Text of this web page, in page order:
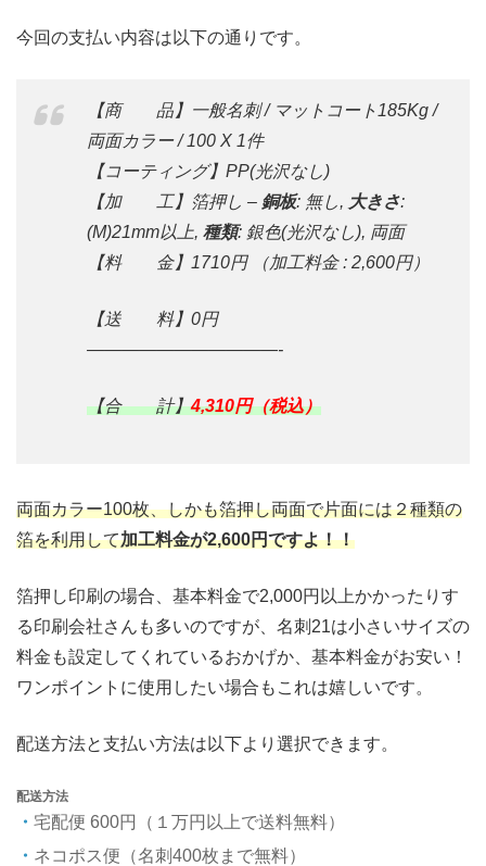
今回の支払い内容は以下の通りです。
【商 品】一般名刺/ マットコート185Kg /
両面カラー / 100 X 1件
【コーティング】PP(光沢なし)
【加 工】箔押し – 銅板: 無し, 大きさ:
(M)21mm以上, 種類: 銀色(光沢なし), 両面
【料 金】1710円 （加工料金 : 2,600円）
【送 料】0円
———————————-
【合 計】4,310円（税込）
両面カラー100枚、しかも箔押し両面で片面には２種類の
箔を利用して加工料金が2,600円ですよ！！
箔押し印刷の場合、基本料金で2,000円以上かかったりす
る印刷会社さんも多いのですが、名刺21は小さいサイズの
料金も設定してくれているおかげか、基本料金がお安い！
ワンポイントに使用したい場合もこれは嬉しいです。
配送方法と支払い方法は以下より選択できます。
配送方法
宅配便 600円（１万円以上で送料無料）
ネコポス便（名刺400枚まで無料）